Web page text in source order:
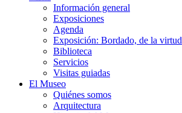
Información general
Exposiciones
Agenda
Exposición: Bordado, de la virtud
Biblioteca
Servicios
Visitas guiadas
El Museo
Quiénes somos
Arquitectura